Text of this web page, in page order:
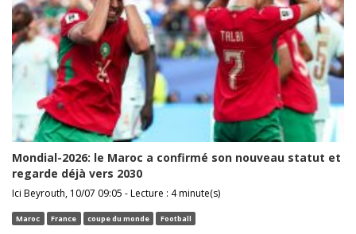
Mondial-2026: le Maroc a confirmé son nouveau statut et
regarde déjà vers 2030
Ici Beyrouth, 10/07 09:05 - Lecture : 4 minute(s)
Maroc France coupe du monde Football